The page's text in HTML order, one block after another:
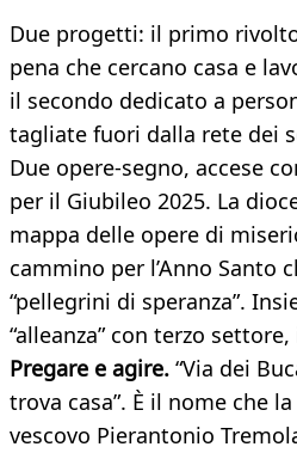
Due progetti: il primo
pena che cercano casa e
il secondo dedicato a
tagliate fuori dalla rete dei
Due opere-segno, accese
per il Giubileo 2025. La
mappa delle opere di
cammino per l’Anno Santo
“pellegrini di speranza”.
“alleanza” con terzo
Pregare e agire. “Via dei
trova casa”. È il nome che
vescovo Pierantonio